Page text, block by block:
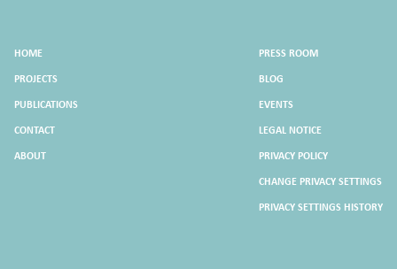
HOME
PROJECTS
PUBLICATIONS
CONTACT
ABOUT
PRESS ROOM
BLOG
EVENTS
LEGAL NOTICE
PRIVACY POLICY
CHANGE PRIVACY SETTINGS
PRIVACY SETTINGS HISTORY